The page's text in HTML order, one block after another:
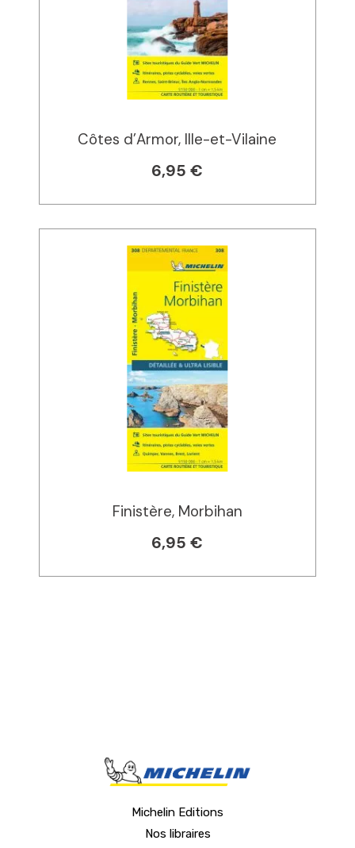
Côtes d’Armor, Ille-et-Vilaine
6,95 €
Finistère, Morbihan
6,95 €
Michelin Editions
Nos libraires